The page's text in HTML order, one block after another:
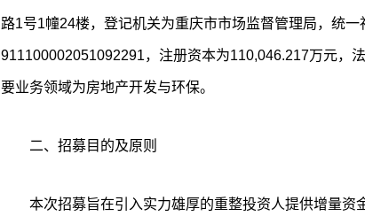
路1号1幢24楼，登记机关为重庆市市场监督管理局，统一
911100002051092291，注册资本为110,046.217万元，
要业务领域为房地产开发与环保。
二、招募目的及原则
本次招募旨在引入实力雄厚的重整投资人提供增量资